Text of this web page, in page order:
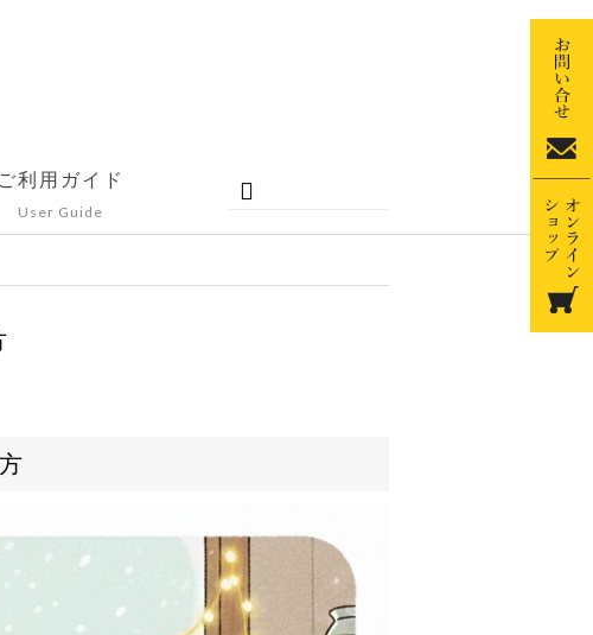
ご利用ガイド
User Guide